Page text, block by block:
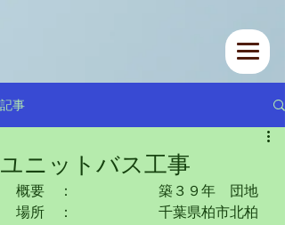
記事
ユニットバス工事
概要　：　　　　　　築３９年　団地
場所　：　　　　　　千葉県柏市北柏